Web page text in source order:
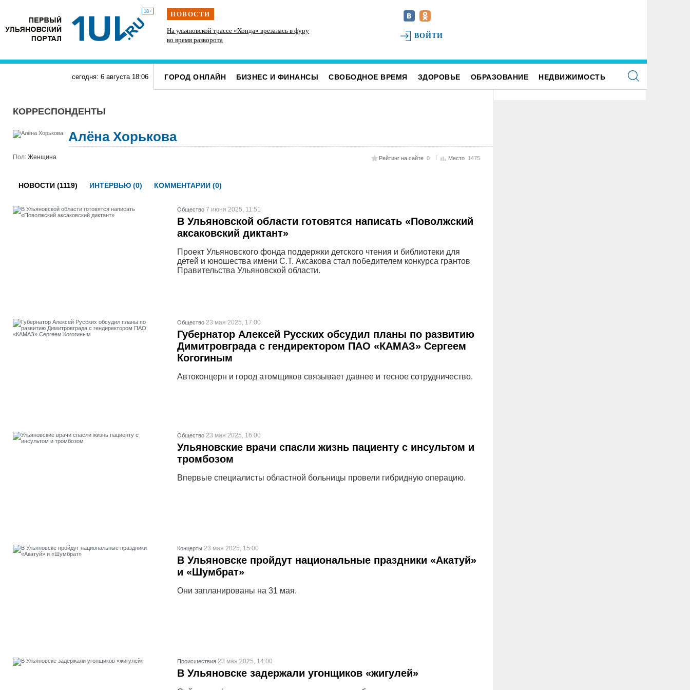
18+ НОВОСТИ
Подросток на питбайке сшиб двух 15-летних
велосипедисток в Павловке
На ульяновской трассе «Хонда» врезалась в фуру
во время разворота
Инзенцы простятся с земляком, погибшим на
ВОЙТИ
сегодня: 6 августа 18:06 ГОРОД ОНЛАЙН БИЗНЕС И ФИНАНСЫ СВОБОДНОЕ ВРЕМЯ ЗДОРОВЬЕ ОБРАЗОВАНИЕ НЕДВИЖИМОСТЬ
КОРРЕСПОНДЕНТЫ
Алёна Хорькова
Пол: Женщина Рейтинг на сайте 0 Место 1475
НОВОСТИ (1119) ИНТЕРВЬЮ (0) КОММЕНТАРИИ (0)
Общество 7 июня 2025, 11:51
В Ульяновской области готовятся написать «Поволжский
аксаковский диктант»
Проект Ульяновского фонда поддержки детского чтения и библиотеки для
детей и юношества имени С.Т. Аксакова стал победителем конкурса грантов
Правительства Ульяновской области.
Общество 23 мая 2025, 17:00
Губернатор Алексей Русских обсудил планы по развитию
Димитровграда с гендиректором ПАО «КАМАЗ» Сергеем
Когогиным
Автоконцерн и город атомщиков связывает давнее и тесное сотрудничество.
Общество 23 мая 2025, 16:00
Ульяновские врачи спасли жизнь пациенту с инсультом и
тромбозом
Впервые специалисты областной больницы провели гибридную операцию.
Концерты 23 мая 2025, 15:00
В Ульяновске пройдут национальные праздники «Акатуй»
и «Шумбрат»
Они запланированы на 31 мая.
Проиcшествия 23 мая 2025, 14:00
В Ульяновске задержали угонщиков «жигулей»